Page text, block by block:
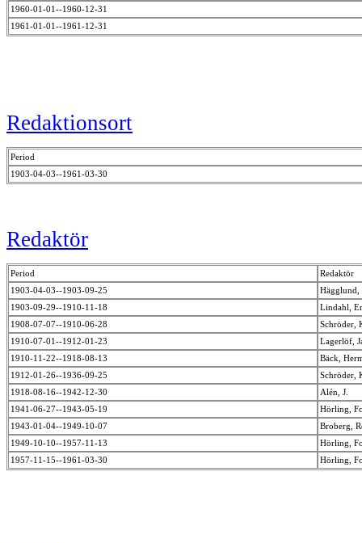
1960-01-01--1960-12-31
1961-01-01--1961-12-31
Redaktionsort
Period
1903-04-03--1961-03-30
Redaktör
Period
Redaktör
1903-04-03--1903-09-25
1903-09-29--1910-11-18
Lindahl,
1908-07-07--1910-06-28
Schröder,
1910-07-01--1912-01-23
Lagerlöf,
1910-11-22--1918-08-13
Bäck,
1912-01-26--1936-09-25
Schröder,
1918-08-16--1942-12-30
Alén, J.
1941-06-27--1943-05-19
Hörling,
1943-01-04--1949-10-07
Broberg,
1949-10-10--1957-11-13
Hörling,
1957-11-15--1961-03-30
Hörling,